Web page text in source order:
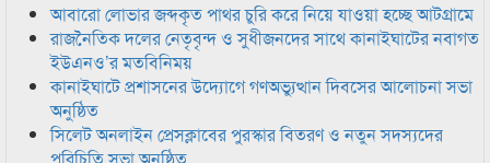
আবারো লোভার জব্দকৃত পাথর চুরি করে নিয়ে যাওয়া হচ্ছে আটগ্রামে
রাজনৈতিক দলের নেতৃবৃন্দ ও সুধীজনদের সাথে কানাইঘাটের নবাগত
ইউএনও’র মতবিনিময়
কানাইঘাটে প্রশাসনের উদ্যোগে গণঅভ্যুত্থান দিবসের আলোচনা সভা
অনুষ্ঠিত
সিলেট অনলাইন প্রেসক্লাবের পুরস্কার বিতরণ ও নতুন সদস্যদের